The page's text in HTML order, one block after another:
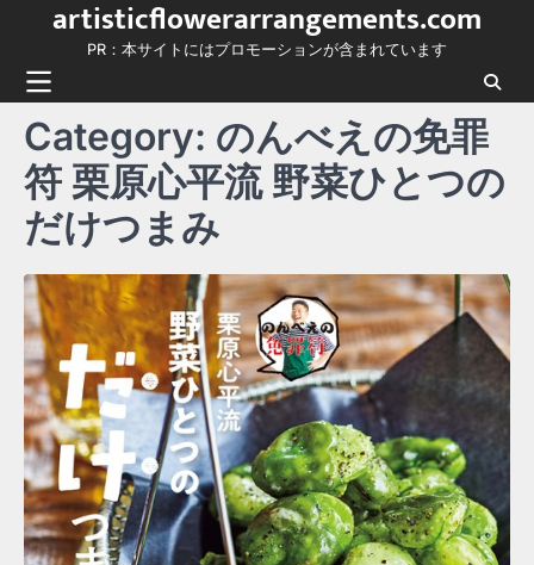
content
artisticflowerarrangements.com
PR：本サイトにはプロモーションが含まれています
Category: のんべえの免罪
符 栗原心平流 野菜ひとつの
だけつまみ